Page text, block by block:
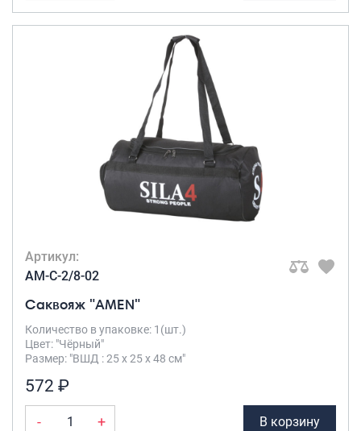
Артикул:
AM-C-2/8-02
Саквояж "AMEN"
Количество в упаковке: 1(шт.)
Цвет: "Чёрный"
Размер: "ВШД : 25 х 25 х 48 см"
572 ₽
- + В корзину